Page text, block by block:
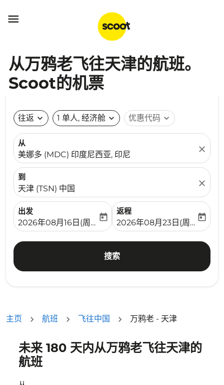

从万鸦老飞往天津的航班。
Scoot的机票
往返 expand_more 1 单人, 经济舱 expand_more 优惠代码 expand_more
从
美娜多 (MDC) 印度尼西亚, 印尼
close
到
天津 (TSN) 中国
close
出发
fc-booking-departure-date-aria-label
2026年08月16日(周日)
today
返程
fc-booking-return-date-
2026年08月23日(周日)
today
搜索
主页 航班 飞往中国 万鸦老 - 天津
未来 180 天内从万鸦老飞往天津的
航班
没有符合您的筛选条件的机票。请调整您的筛选条件。